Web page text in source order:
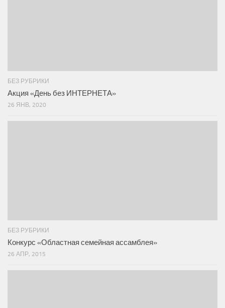
БЕЗ РУБРИКИ
Акция «День без ИНТЕРНЕТА»
26 ЯНВ, 2020
БЕЗ РУБРИКИ
Конкурс «Областная семейная ассамблея»
26 АПР, 2015